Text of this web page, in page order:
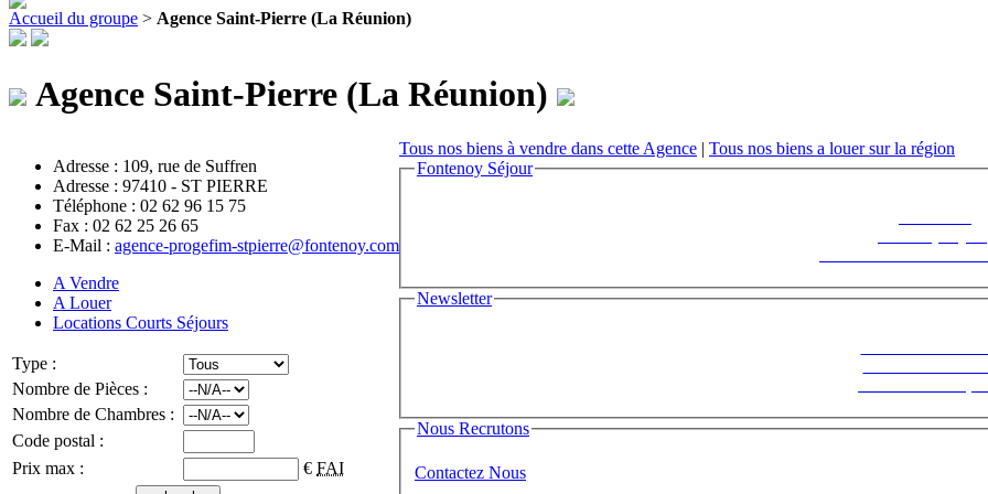
Accueil du groupe > Agence Saint-Pierre (La Réunion)
Agence Saint-Pierre (La Réunion)
Adresse : 109, rue de Suffren
Adresse : 97410 - ST PIERRE
Téléphone : 02 62 96 15 75
Fax : 02 62 25 26 65
E-Mail : agence-progefim-stpierre@fontenoy.com
A Vendre
A Louer
Locations Courts Séjours
Type :
Nombre de Pièces :
Nombre de Chambres :
Code postal :
Prix max :
€ FAI
Tous nos biens à vendre dans cette Agence | Tous nos biens a louer sur la région
Fontenoy Séjour
Newsletter
Nous Recrutons
Contactez Nous